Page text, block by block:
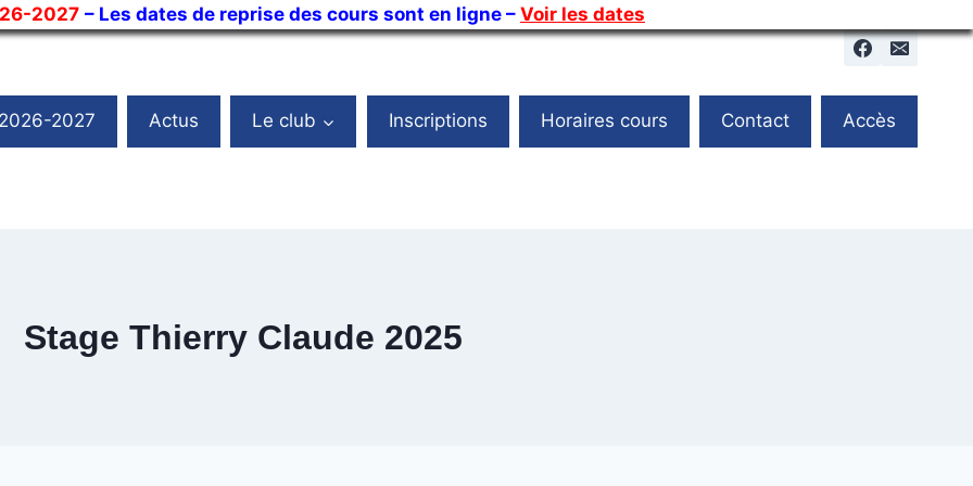
2027 – Les dates de reprise des cours sont en ligne – Voir les dates
2027 Actus Le club Inscriptions Horaires cours Contact Accès
Stage Thierry Claude 2025